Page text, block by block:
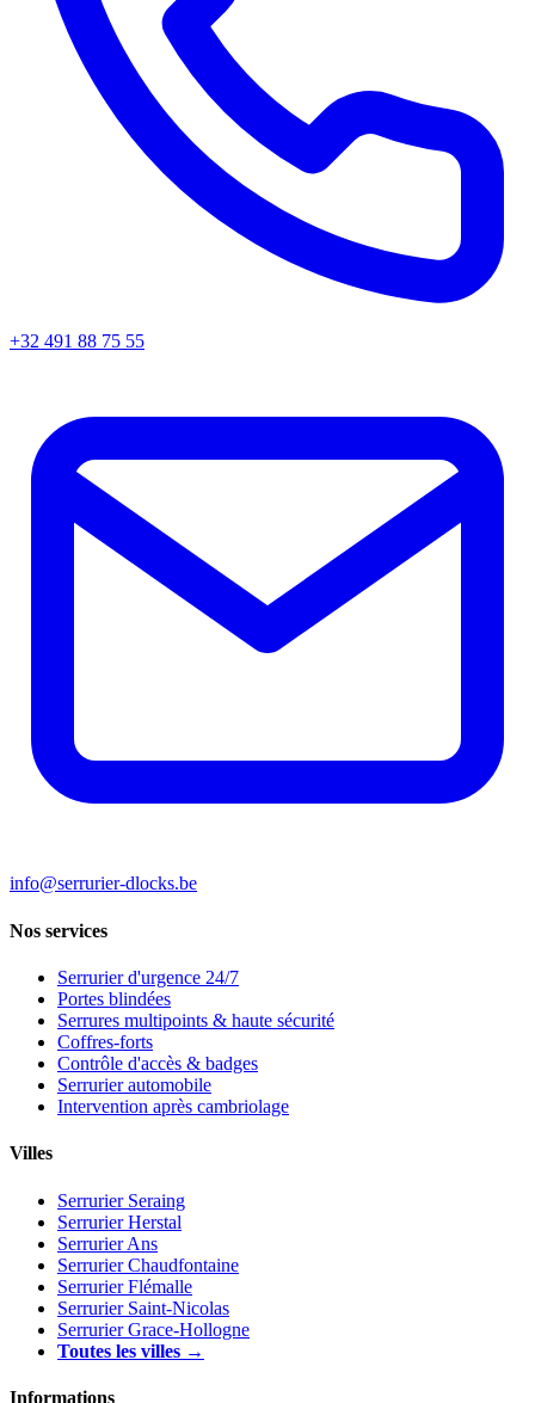
+32 491 88 75 55
info@serrurier-dlocks.be
Nos services
Serrurier d'urgence 24/7
Portes blindées
Serrures multipoints & haute sécurité
Coffres-forts
Contrôle d'accès & badges
Serrurier automobile
Intervention après cambriolage
Villes
Serrurier Seraing
Serrurier Herstal
Serrurier Ans
Serrurier Chaudfontaine
Serrurier Flémalle
Serrurier Saint-Nicolas
Serrurier Grace-Hollogne
Toutes les villes →
Informations